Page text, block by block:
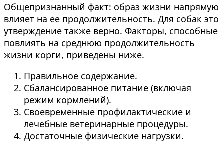
Общепризнанный факт: образ жизни напрямую
влияет на ее продолжительность. Для собак это
утверждение также верно. Факторы, способные
повлиять на среднюю продолжительность
жизни корги, приведены ниже.
Правильное содержание.
Сбалансированное питание (включая
режим кормлений).
Своевременные профилактические и
лечебные ветеринарные процедуры.
Достаточные физические нагрузки.